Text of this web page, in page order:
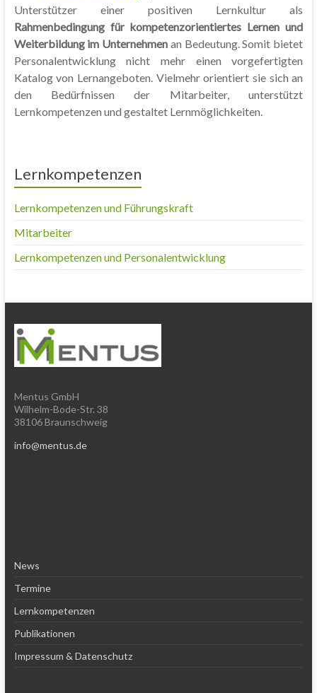
Unterstützer einer positiven Lernkultur als
Rahmenbedingung für kompetenzorientiertes Lernen und
Weiterbildung im Unternehmen an Bedeutung. Somit bietet
Personalentwicklung nicht mehr einen vorgefertigten
Katalog von Lernangeboten. Vielmehr orientiert sie sich an
den Bedürfnissen der Mitarbeiter, unterstützt
Lernkompetenzen und gestaltet Lernmöglichkeiten.
Lernkompetenzen
Lernkompetenzen und Führungskraft
Mitarbeiter
Lernkompetenzen und Personalentwicklung
Mentus GmbH
Wilhelm-Bode-Str. 38
38106 Braunschweig
info@mentus.de
News
Termine
Lernkompetenzen
Publikationen
Impressum & Datenschutz